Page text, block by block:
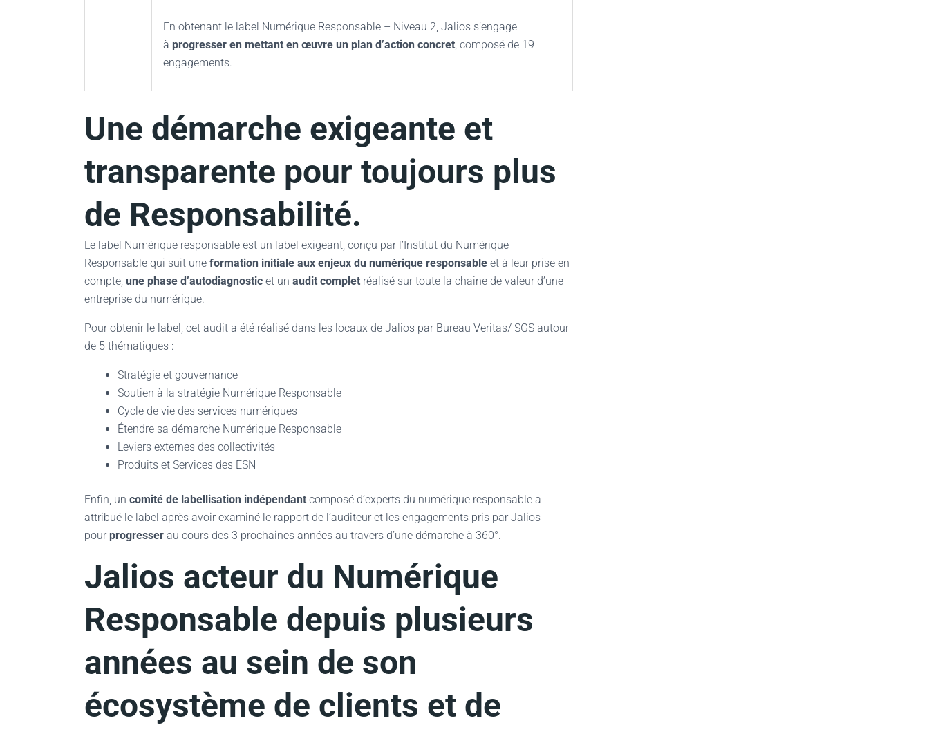
En obtenant le label Numérique Responsable – Niveau 2, Jalios s’engage
à progresser en mettant en œuvre un plan d’action concret, composé de 19
engagements.
Une démarche exigeante et
transparente pour toujours plus
de Responsabilité.
Le label Numérique responsable est un label exigeant, conçu par l’Institut du Numérique
Responsable qui suit une formation initiale aux enjeux du numérique responsable et à leur prise en
compte, une phase d’autodiagnostic et un audit complet réalisé sur toute la chaine de valeur d’une
entreprise du numérique.
Pour obtenir le label, cet audit a été réalisé dans les locaux de Jalios par Bureau Veritas/ SGS autour
de 5 thématiques :
Stratégie et gouvernance
Soutien à la stratégie Numérique Responsable
Cycle de vie des services numériques
Étendre sa démarche Numérique Responsable
Leviers externes des collectivités
Produits et Services des ESN
Enfin, un comité de labellisation indépendant composé d’experts du numérique responsable a
attribué le label après avoir examiné le rapport de l’auditeur et les engagements pris par Jalios
pour progresser au cours des 3 prochaines années au travers d’une démarche à 360°.
Jalios acteur du Numérique
Responsable depuis plusieurs
années au sein de son
écosystème de clients et de